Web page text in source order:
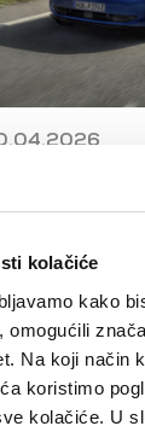
kolačiće
kako
omogućili
Na koji način
koristimo
kolačiće. U
od